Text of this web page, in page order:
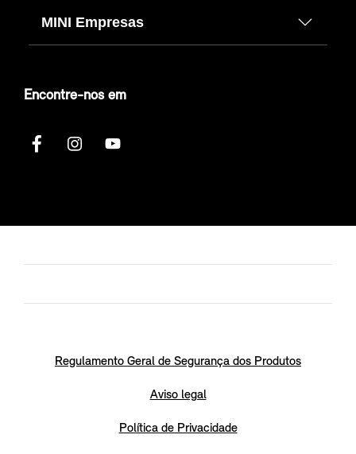
MINI Empresas
Encontre-nos em
Regulamento Geral de Segurança dos Produtos
Aviso legal
Política de Privacidade